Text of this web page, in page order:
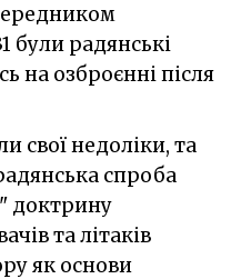
були радянські
на озброєнні після
свої недоліки, та
спроба
доктрину
та літаків
як основи